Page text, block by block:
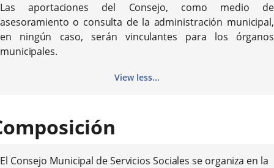
Las aportaciones del Consejo, como medio de
asesoramiento o consulta de la administración municipal,
en ningún caso, serán vinculantes para los órganos
municipales.
View less...
El Consejo Municipal de Servicios Sociales se organiza en la